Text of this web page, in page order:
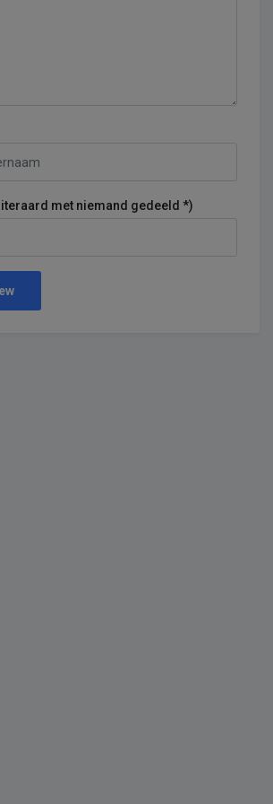
met niemand gedeeld *)